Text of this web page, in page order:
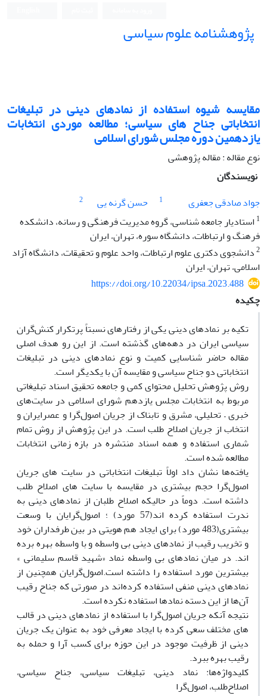
پژوهشنامه علوم سیاسی
مقایسه شیوه استفاده از نمادهای دینی در تبلیغات
انتخاباتی جناح های سیاسی؛ مطالعه موردی انتخابات
یازدهمین دوره مجلس شورای اسلامی
نوع مقاله : مقاله پژوهشی
نویسندگان
جواد صادقی جعفری
1 حسن گرنه یی
2
1 استادیار جامعه شناسی، گروه مدیریت فرهنگی و رسانه، دانشکده
فرهنگ و ارتباطات، دانشگاه سوره، تهران، ایران
2دانشجوی دکتری علوم ارتباطات، واحد علوم و تحقیقات، دانشگاه آزاد
اسلامی، تهران، ایران
https://doi.org/10.22034/ipsa.2023.488
چکیده
تکیه بر نمادهای دینی یکی از رفتارهای نسبتاً پرتکرار کنش‌گران
سیاسی ایران در دهه‌های گذشته است. از این رو هدف اصلی
مقاله حاضر شناسایی کمیت و نوع نمادهای دینی در تبلیغات
انتخاباتی دو جناح سیاسی و مقایسه آن با یکدیگر است.
روش پژوهش تحلیل محتوای کمی و جامعه تحقیق اسناد تبلیغاتی
مربوط به انتخابات مجلس یازدهم شورای اسلامی در سایت‌های
خبری – تحلیلی، مشرق و تابناک از جریان اصول‌گرا و عصرایران و
انتخاب از جریان اصلاح طلب است. در این پژوهش از روش تمام
شماری استفاده و همه اسناد منتشره در بازه زمانی انتخابات
مطالعه شده است.
یافته‌ها نشان داد اولاً تبلیغات انتخاباتی در سایت های جریان
اصول‌گرا حجم بیشتری در مقایسه با سایت های اصلاح طلب
داشته است. دوماً در حالیکه اصلاح طلبان از نمادهای دینی به
ندرت استفاده کرده اند(57 مورد) ؛ اصول‌گرایان با وسعت
بیشتری(483 مورد) برای ایجاد هم هویتی در بین طرفداران خود
و تخریب رقیب از نمادهای دینی بی واسطه و با واسطه بهره برده
اند. در میان نمادهای بی واسطه نماد «شهید قاسم سلیمانی »
بیشترین مورد استفاده را داشته است.اصول‌گرایان همچنین از
نمادهای دینی منفی استفاده کرده‌اند در صورتی که جناح رقیب
آن‌ها از این دسته نمادها استفاده نکرده است.
نتیجه آنکه جریان اصول‌گرا با استفاده از نمادهای دینی در قالب
های مختلف سعی کرده با ایجاد معرفی خود به عنوان یک جریان
دینی از ظرفیت موجود در این حوزه برای کسب آرا و حمله به
رقیب بهره ببرد.
کلیدواژه‌ها: نماد دینی، تبلیغات سیاسی، جناح‌ سیاسی،
اصلاح‌طلب، اصول‌گرا